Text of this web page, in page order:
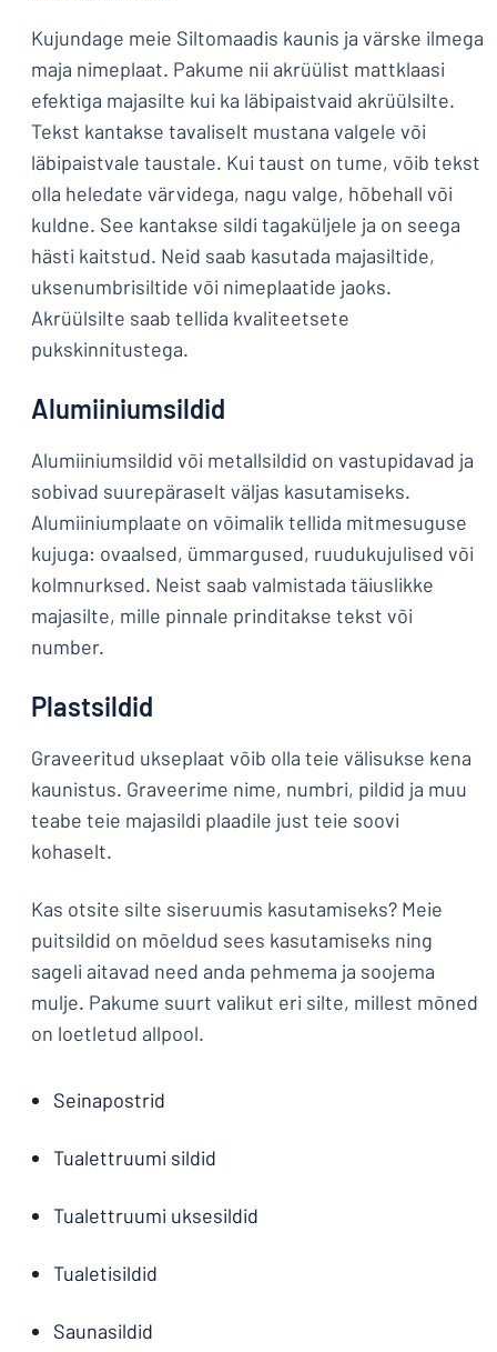
Kujundage meie Siltomaadis kaunis ja värske ilmega
maja nimeplaat. Pakume nii akrüülist mattklaasi
efektiga majasilte kui ka läbipaistvaid akrüülsilte.
Tekst kantakse tavaliselt mustana valgele või
läbipaistvale taustale. Kui taust on tume, võib tekst
olla heledate värvidega, nagu valge, hõbehall või
kuldne. See kantakse sildi tagaküljele ja on seega
hästi kaitstud. Neid saab kasutada majasiltide,
uksenumbrisiltide või nimeplaatide jaoks.
Akrüülsilte saab tellida kvaliteetsete
pukskinnitustega.
Alumiiniumsildid
Alumiiniumsildid või metallsildid on vastupidavad ja
sobivad suurepäraselt väljas kasutamiseks.
Alumiiniumplaate on võimalik tellida mitmesuguse
kujuga: ovaalsed, ümmargused, ruudukujulised või
kolmnurksed. Neist saab valmistada täiuslikke
majasilte, mille pinnale prinditakse tekst või
number.
Plastsildid
Graveeritud ukseplaat võib olla teie välisukse kena
kaunistus. Graveerime nime, numbri, pildid ja muu
teabe teie majasildi plaadile just teie soovi
kohaselt.
Kas otsite silte siseruumis kasutamiseks? Meie
puitsildid on mõeldud sees kasutamiseks ning
sageli aitavad need anda pehmema ja soojema
mulje. Pakume suurt valikut eri silte, millest mõned
on loetletud allpool.
Seinapostrid
Tualettruumi sildid
Tualettruumi uksesildid
Tualetisildid
Saunasildid